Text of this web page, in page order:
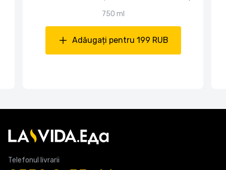
750 ml
Adăugați pentru 199 RUB
Telefonul livrarii